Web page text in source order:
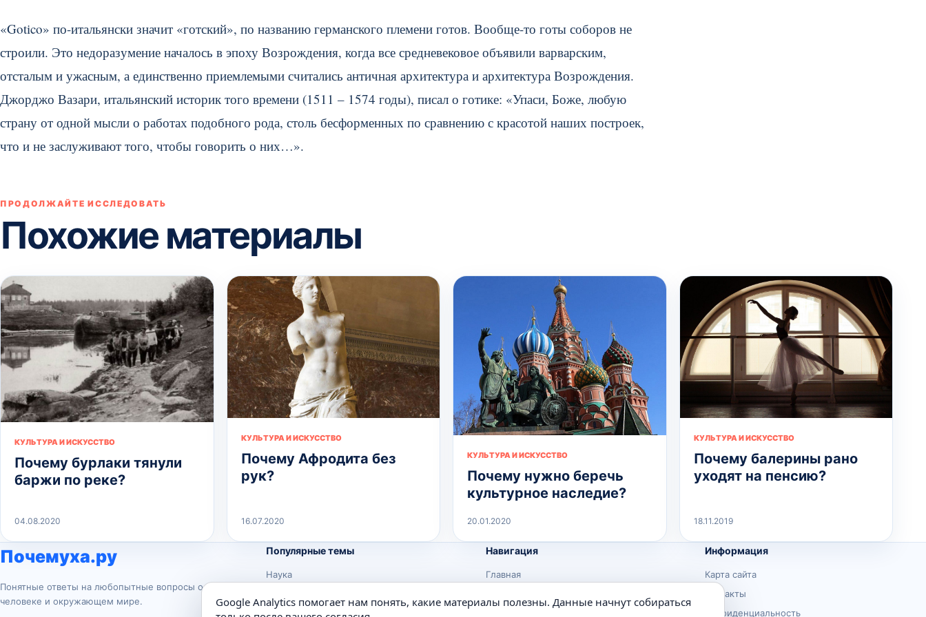
«Gotico» по-итальянски значит «готский», по названию германского племени готов. Вообще-то готы соборов не
строили. Это недоразумение началось в эпоху Возрождения, когда все средневековое объявили варварским,
отсталым и ужасным, а единственно приемлемыми считались античная архитектура и архитектура Возрождения.
Джорджо Вазари, итальянский историк того времени (1511 – 1574 годы), писал о готике: «Упаси, Боже, любую
страну от одной мысли о работах подобного рода, столь бесформенных по сравнению с красотой наших построек,
что и не заслуживают того, чтобы говорить о них…».
ПРОДОЛЖАЙТЕ ИССЛЕДОВАТЬ
Похожие материалы
КУЛЬТУРА И ИСКУССТВО
Почему бурлаки тянули
баржи по реке?
04.08.2020
КУЛЬТУРА И ИСКУССТВО
Почему Афродита без
рук?
16.07.2020
КУЛЬТУРА И ИСКУССТВО
Почему нужно беречь
культурное наследие?
20.01.2020
КУЛЬТУРА И ИСКУССТВО
Почему балерины рано
уходят на пенсию?
18.11.2019
Почемуха.ру
Понятные ответы на любопытные вопросы о
человеке и окружающем мире.
Популярные темы
Наука
Животные
Навигация
Главная
Информация
Карта сайта
Контакты
Конфиденциальность
Google Analytics помогает нам понять, какие материалы полезны. Данные начнут собираться